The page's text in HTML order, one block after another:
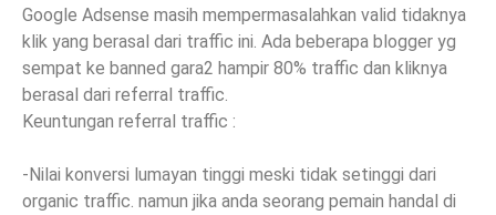
Google Adsense masih mempermasalahkan valid tidaknya
klik yang berasal dari traffic ini. Ada beberapa blogger yg
sempat ke banned gara2 hampir 80% traffic dan kliknya
berasal dari referral traffic.
Keuntungan referral traffic :
-Nilai konversi lumayan tinggi meski tidak setinggi dari
organic traffic. namun jika anda seorang pemain handal di